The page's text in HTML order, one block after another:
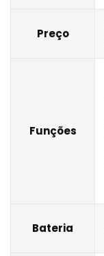
Preço
Funções
Bateria